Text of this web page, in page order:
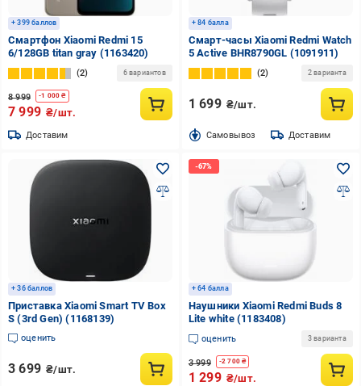
+ 399 баллов
Смартфон Xiaomi Redmi 15
6/128GB titan gray (1163420)
2 6 вариантов
8 999 -1 000 ₴
7 999 ₴/шт.
Доставим
+ 84 балла
Смарт-часы Xiaomi Redmi Watch
5 Active BHR8790GL (1091911)
2 2 варианта
1 699 ₴/шт.
Cамовывоз Доставим
+ 36 баллов
Приставка Xiaomi Smart TV Box
S (3rd Gen) (1168139)
оценить
3 699 ₴/шт.
+ 64 балла
Наушники Xiaomi Redmi Buds 8
Lite white (1183408)
оценить 3 варианта
3 999 -2 700 ₴
1 299 ₴/шт.